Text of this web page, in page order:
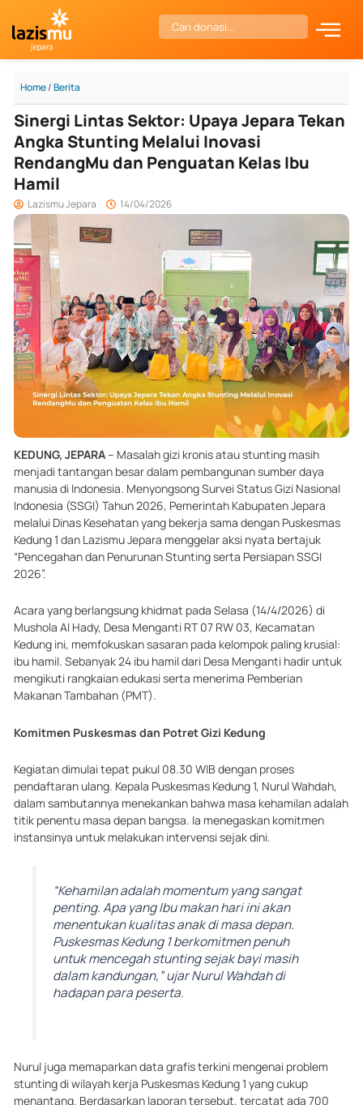
content
Search
Home/Berita
Sinergi Lintas Sektor: Upaya Jepara Tekan
Angka Stunting Melalui Inovasi
RendangMu dan Penguatan Kelas Ibu
Hamil
Lazismu Jepara 14/04/2026
KEDUNG, JEPARA– Masalah gizi kronis atau stunting masih
menjadi tantangan besar dalam pembangunan sumber daya
manusia di Indonesia. Menyongsong Survei Status Gizi Nasional
Indonesia (SSGI) Tahun 2026, Pemerintah Kabupaten Jepara
melalui Dinas Kesehatan yang bekerja sama dengan Puskesmas
Kedung 1 dan Lazismu Jepara menggelar aksi nyata bertajuk
“Pencegahan dan Penurunan Stunting serta Persiapan SSGI
2026”.
Acara yang berlangsung khidmat pada Selasa (14/4/2026) di
Mushola Al Hady, Desa Menganti RT 07 RW 03, Kecamatan
Kedung ini, memfokuskan sasaran pada kelompok paling krusial:
ibu hamil. Sebanyak 24 ibu hamil dari Desa Menganti hadir untuk
mengikuti rangkaian edukasi serta menerima Pemberian
Makanan Tambahan (PMT).
Komitmen Puskesmas dan Potret Gizi Kedung
Kegiatan dimulai tepat pukul 08.30 WIB dengan proses
pendaftaran ulang. Kepala Puskesmas Kedung 1, Nurul Wahdah,
dalam sambutannya menekankan bahwa masa kehamilan adalah
titik penentu masa depan bangsa. Ia menegaskan komitmen
instansinya untuk melakukan intervensi sejak dini.
“Kehamilan adalah momentum yang sangat
penting. Apa yang Ibu makan hari ini akan
menentukan kualitas anak di masa depan.
Puskesmas Kedung 1 berkomitmen penuh
untuk mencegah stunting sejak bayi masih
dalam kandungan,” ujar Nurul Wahdah di
hadapan para peserta.
Nurul juga memaparkan data grafis terkini mengenai problem
stunting di wilayah kerja Puskesmas Kedung 1 yang cukup
menantang. Berdasarkan laporan tersebut, tercatat ada 700